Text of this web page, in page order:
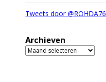
Tweets door @ROHDA76
Archieven
Archieven